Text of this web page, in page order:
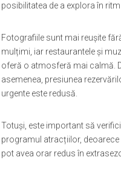
posibilitatea de a explora în ritm
Fotografiile sunt mai reușite
mulțimi, iar restaurantele și
oferă o atmosferă mai calmă.
asemenea, presiunea
urgente este redusă.
Totuși, este important să verifici
programul atracțiilor, deoarece
pot avea orar redus în